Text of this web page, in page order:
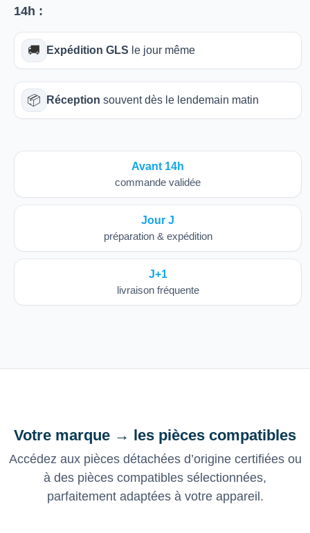
14h :
🚚 Expédition GLS le jour même
📦 Réception souvent dès le lendemain matin
Avant 14h
commande validée
Jour J
préparation & expédition
J+1
livraison fréquente
Votre marque → les pièces compatibles
Accédez aux pièces détachées d’origine certifiées ou
à des pièces compatibles sélectionnées,
parfaitement adaptées à votre appareil.